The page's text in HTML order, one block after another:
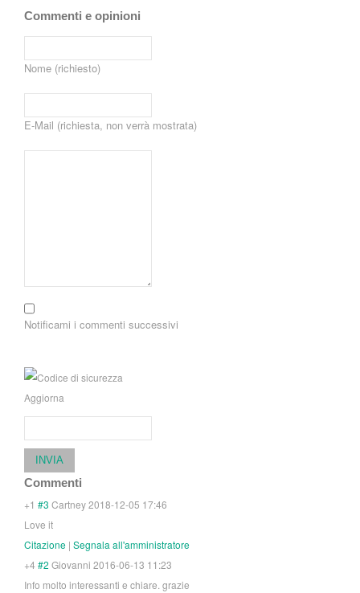
Commenti e opinioni
Nome (richiesto)
E-Mail (richiesta, non verrà mostrata)
Notificami i commenti successivi
Aggiorna
INVIA
Commenti
+1 #3 Cartney2018-12-05 17:46
Love it
Citazione | Segnala all'amministratore
+4 #2 Giovanni 2016-06-13 11:23
Info molto interessanti e chiare. grazie